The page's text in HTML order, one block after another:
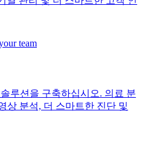
루션을 구축하십시오. 의료 분
상 분석, 더 스마트한 진단 및